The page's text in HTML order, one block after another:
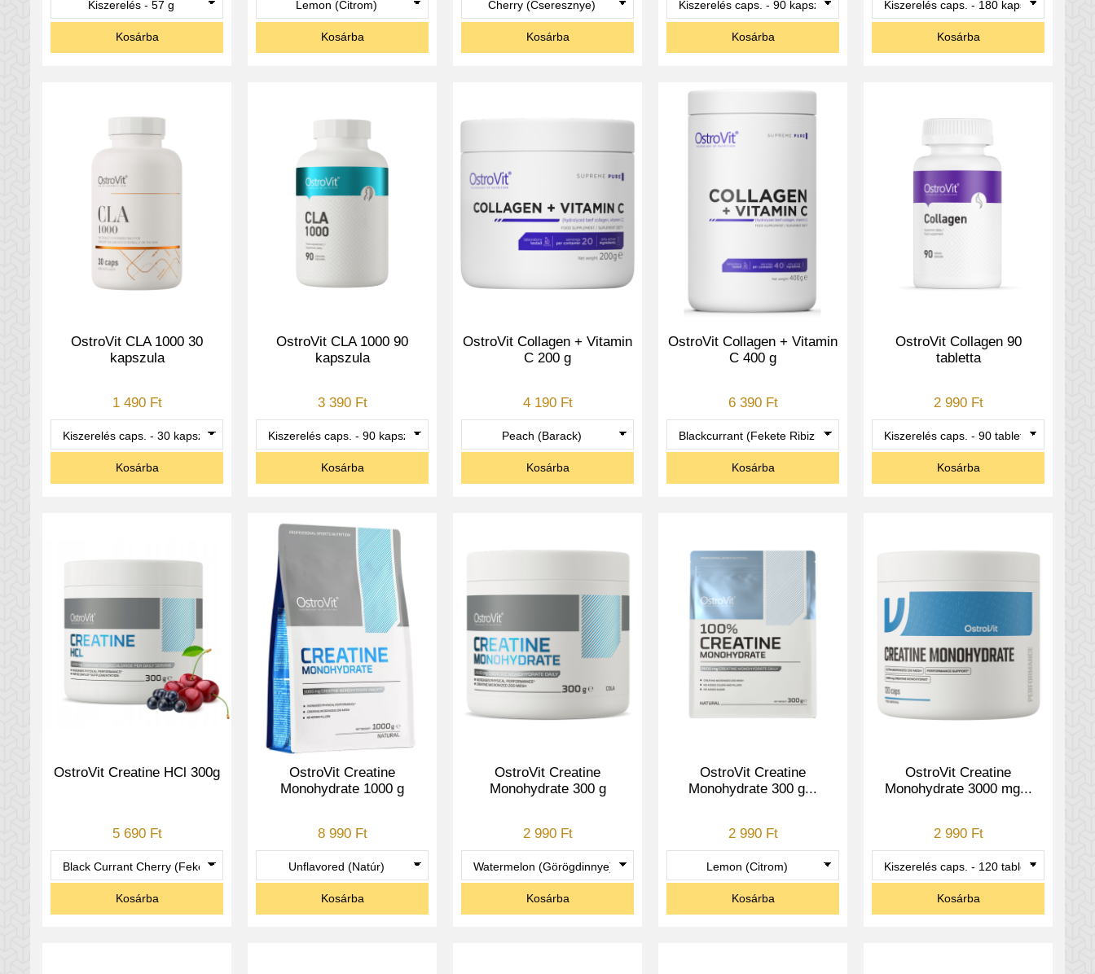
Kosárba Kosárba Kosárba Kosárba Kosárba
OstroVit CLA 1000 30
kapszula
1 490 Ft
Kosárba
OstroVit CLA 1000 90
kapszula
3 390 Ft
Kosárba
OstroVit Collagen + Vitamin
C 200 g
4 190 Ft
Kosárba
OstroVit Collagen + Vitamin
C 400 g
6 390 Ft
Kosárba
OstroVit Collagen 90
tabletta
2 990 Ft
Kosárba
OstroVit Creatine HCl 300g
5 690 Ft
Kosárba
OstroVit Creatine
Monohydrate 1000 g
8 990 Ft
Kosárba
OstroVit Creatine
Monohydrate 300 g
2 990 Ft
Kosárba
OstroVit Creatine
Monohydrate 300 g...
2 990 Ft
Kosárba
OstroVit Creatine
Monohydrate 3000 mg...
2 990 Ft
Kosárba